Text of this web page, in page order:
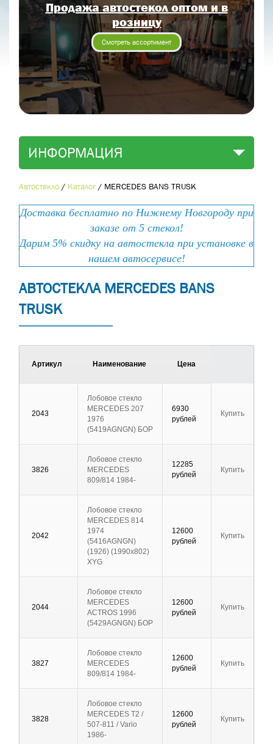
Продажа автостекол оптом и в
розницу
Смотреть ассортимент
ИНФОРМАЦИЯ
Автостекло / Каталог / MERCEDES BANS TRUSK
Доставка бесплатно по Нижнему Новгороду при
заказе от 5 стекол!
Дарим 5% скидку на автостекла при установке в
нашем автосервисе!
АВТОСТЕКЛА MERCEDES BANS
TRUSK
Артикул Наименование Цена
2043
Лобовое стекло
MERCEDES 207
1976
(5419AGNGN) БОР
6930
рублей
Купить
3826
Лобовое стекло
MERCEDES
809/814 1984-
12285
рублей
Купить
2042
Лобовое стекло
MERCEDES 814
1974
(5416AGNGN)
(1926) (1990х802)
XYG
12600
рублей
Купить
2044
Лобовое стекло
MERCEDES
ACTROS 1996
(5429AGNGN) БОР
12600
рублей
Купить
3827
Лобовое стекло
MERCEDES
809/814 1984-
12600
рублей
Купить
3828
Лобовое стекло
MERCEDES T2 /
507-811 / Vario
1986-
12600
рублей
Купить
Отправить
Отправить заявку